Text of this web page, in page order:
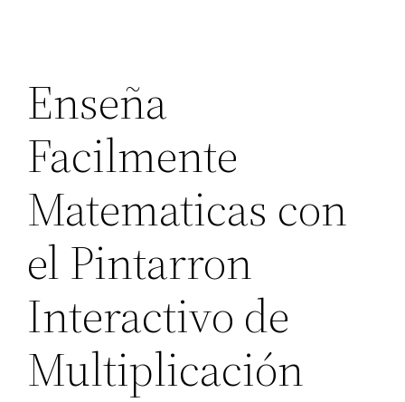
Enseña
Facilmente
Matematicas con
el Pintarron
Interactivo de
Multiplicación